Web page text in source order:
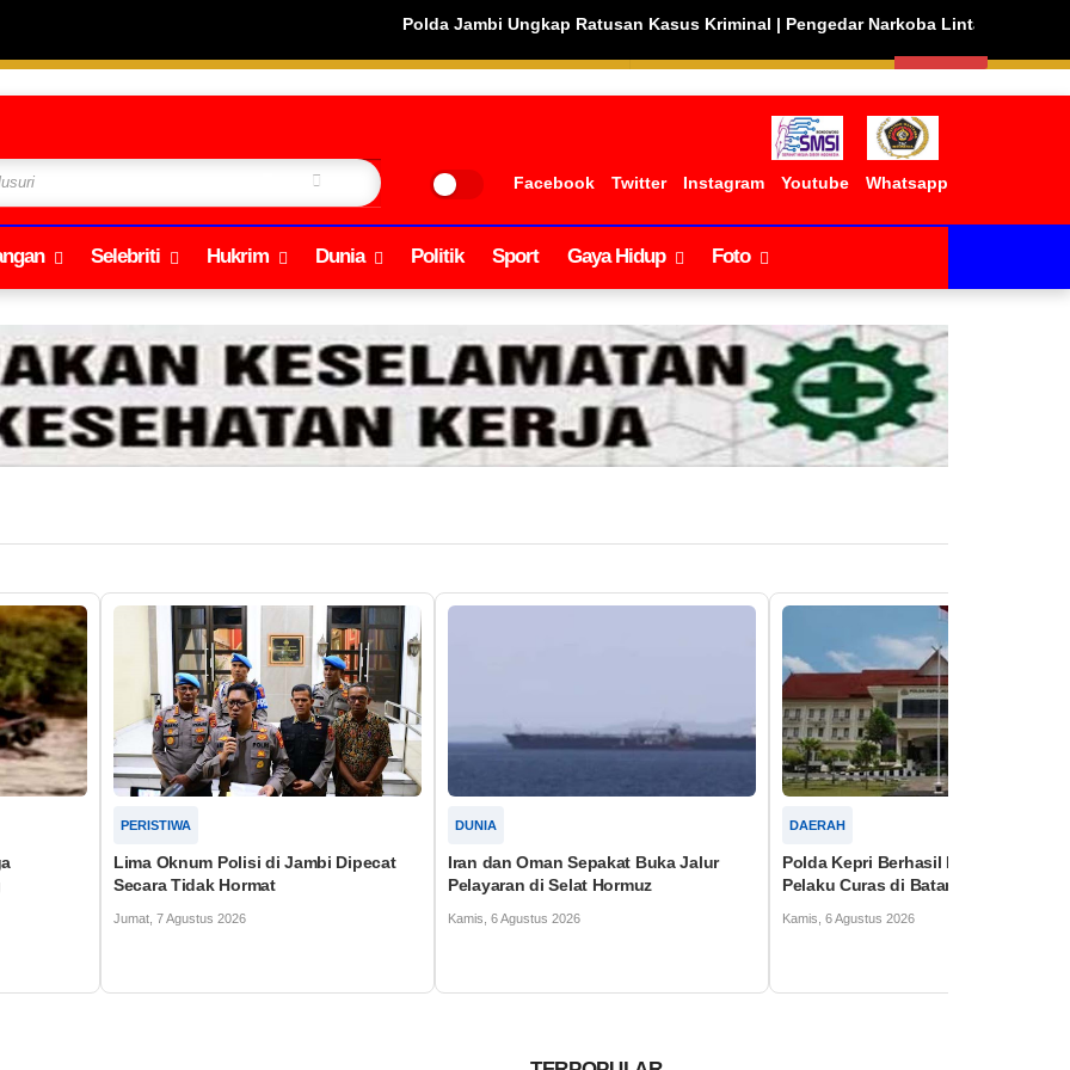
Facebook Twitter Instagram Youtube Whatsapp
Selebriti Hukrim Dunia Politik Sport Gaya Hidup Foto
DUNIA
Iran dan Oman Sepakat Buka Jalur
Pelayaran di Selat Hormuz
Kamis, 6 Agustus 2026
DAERAH
Polda Kepri Berhasil Menangkap
Pelaku Curas di Batam
Kamis, 6 Agustus 2026
NASIONAL
Polisi : Kabar Tentang
Kembali Tilang Manual itu Tidak
Kamis, 6 Agustus 2026
Polda Jambi Ungkap Ratusan Kasus Kriminal|Pengedar Narkoba Lintas Provinsi Ditangkap di